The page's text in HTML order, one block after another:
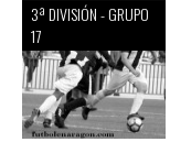
3ª DIVISIÓN - GRUPO
17